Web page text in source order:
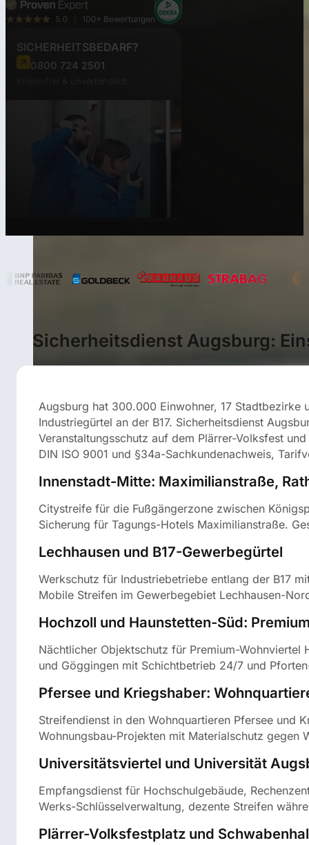
SICHERHEITSBEDARF?
0800 724 2501
Sicherheitsdienst Augsburg:
Augsburg hat 300.000 Einwohner, 17 Stadtbezirke
Industriegürtel an der B17. Sicherheitsdienst
Veranstaltungsschutz auf dem Plärrer-Volksfest
DIN ISO 9001 und §34a-Sachkundenachweis,
Innenstadt-Mitte: Maximilianstraße,
Citystreife für die Fußgängerzone zwischen
Sicherung für Tagungs-Hotels Maximilianstraße.
Lechhausen und B17-Gewerbegürtel
Werkschutz für Industriebetriebe entlang der B17
Mobile Streifen im Gewerbegebiet Lechhausen-
Hochzoll und Haunstetten-Süd:
Nächtlicher Objektschutz für Premium-
und Göggingen mit Schichtbetrieb 24/7 und
Pfersee und Kriegshaber:
Streifendienst in den Wohnquartieren Pfersee und
Wohnungsbau-Projekten mit Materialschutz gegen
Universitätsviertel und Universität
Empfangsdienst für Hochschulgebäude,
Werks-Schlüsselverwaltung, dezente Streifen
Plärrer-Volksfestplatz und